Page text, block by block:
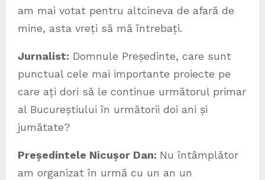
am mai votat pentru altcineva de afară de
mine, asta vreți să mă întrebați.
Jurnalist: Domnule Președinte, care sunt
punctual cele mai importante proiecte pe
care ați dori să le continue următorul primar
al Bucureștiului în următorii doi ani și
jumătate?
Președintele Nicușor Dan: Nu întâmplător
am organizat în urmă cu un an un